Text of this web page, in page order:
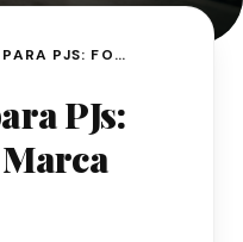
PUBLICIDADE PARA PJS: FORTALEÇA SUA MARCA LOCAL
PJs: